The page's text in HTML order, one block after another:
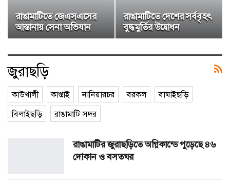
রাঙামাটিতে জেএসএসের
আস্তানায় সেনা অ‌ভিযান
রাঙামাটিতে দেশের সর্ববৃহৎ
বুদ্ধমু‌র্তির উদ্বোধন
জুরাছড়ি
কাউখালী কাপ্তাই নানিয়ারচর বরকল
বাঘাইছড়ি
বিলাইছড়ি
রাঙামাটি সদর
রাঙামা‌টির জুরাছ‌ড়িতে অগ্নিকান্ডে পুড়েছে ৪৬
দোকান ও বসতঘর